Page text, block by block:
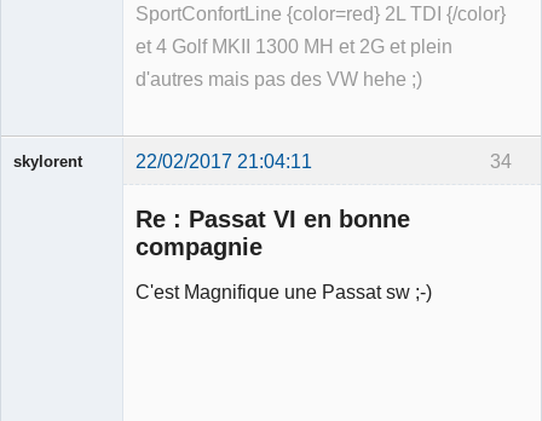
SportConfortLine {color=red} 2L TDI {/color}
et 4 Golf MKII 1300 MH et 2G et plein
d'autres mais pas des VW hehe ;)
34
skylorent 22/02/2017 21:04:11
Re : Passat VI en bonne
compagnie
C'est Magnifique une Passat sw ;-)